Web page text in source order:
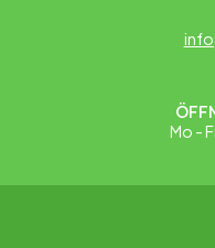
Mo -